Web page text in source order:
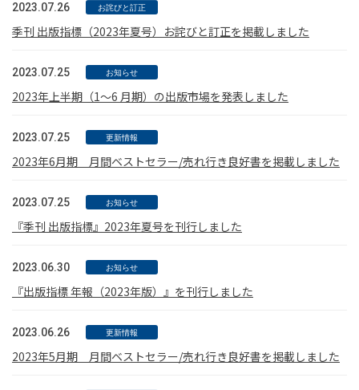
2023.07.26 お詫びと訂正
季刊 出版指標（2023年夏号）お詫びと訂正を掲載しました
2023.07.25 お知らせ
2023年上半期（1～6 月期）の出版市場を発表しました
2023.07.25 更新情報
2023年6月期 月間ベストセラー/売れ行き良好書を掲載しました
2023.07.25 お知らせ
『季刊 出版指標』2023年夏号を刊行しました
2023.06.30 お知らせ
『出版指標 年報（2023年版）』を刊行しました
2023.06.26 更新情報
2023年5月期 月間ベストセラー/売れ行き良好書を掲載しました